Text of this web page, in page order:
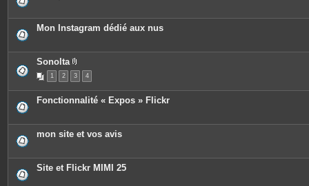
e
s
Mon Instagram dédié aux nus
Sonolta
P
i
c
e
o
i
e
s
1 2 3 4
Fonctionnalité « Expos » Flickr
mon site et vos avis
Site et Flickr MIMI 25